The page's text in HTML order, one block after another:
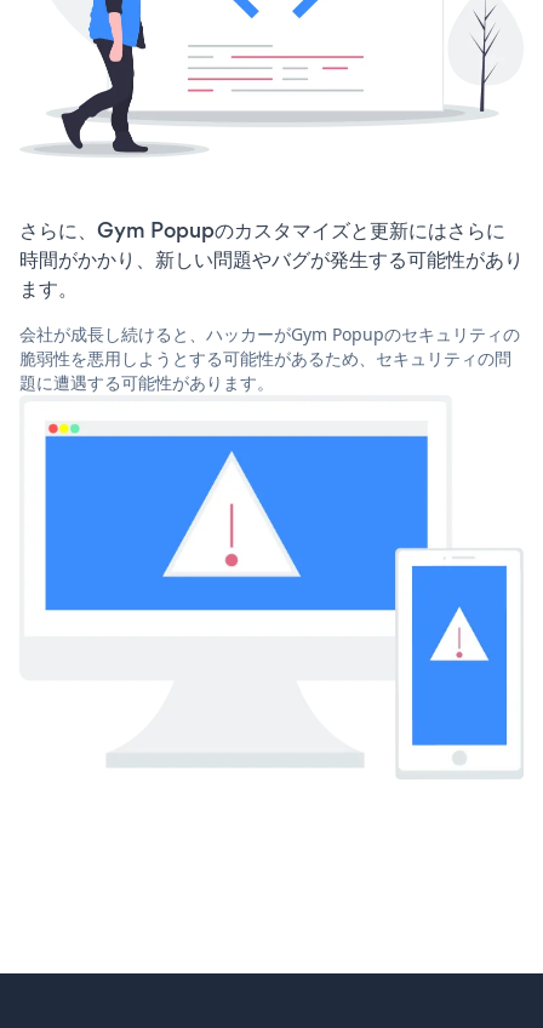
さらに、Gym Popupのカスタマイズと更新にはさらに
時間がかかり、新しい問題やバグが発生する可能性があり
ます。
会社が成長し続けると、ハッカーがGym Popupのセキュリティの
脆弱性を悪用しようとする可能性があるため、セキュリティの問
題に遭遇する可能性があります。